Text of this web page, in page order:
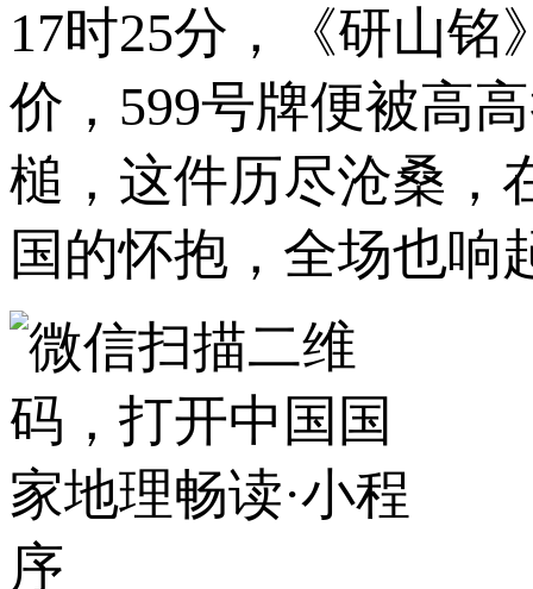
17时25分，《研山铭
价，599号牌便被高
槌，这件历尽沧桑，
国的怀抱，全场也响